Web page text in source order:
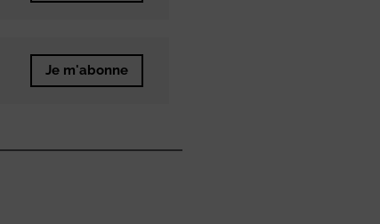
Je m'abonne